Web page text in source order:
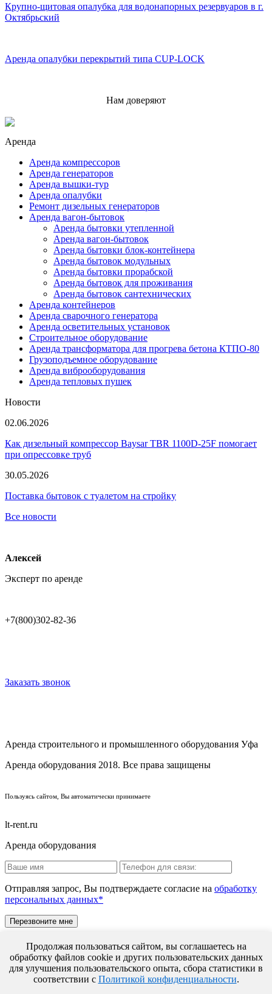
Крупно-щитовая опалубка для водонапорных резервуаров в г.
Октябрьский
Аренда опалубки перекрытий типа CUP-LOCK
Нам доверяют
Аренда
Аренда компрессоров
Аренда генераторов
Аренда вышки-тур
Аренда опалубки
Ремонт дизельных генераторов
Аренда вагон-бытовок
Аренда бытовки утепленной
Аренда вагон-бытовок
Аренда бытовки блок-контейнера
Аренда бытовок модульных
Аренда бытовки прорабской
Аренда бытовок для проживания
Аренда бытовок сантехнических
Аренда контейнеров
Аренда сварочного генератора
Аренда осветительных установок
Строительное оборудование
Аренда трансформатора для прогрева бетона КТПО-80
Грузоподъемное оборудование
Аренда виброоборудования
Аренда тепловых пушек
Новости
02.06.2026
Как дизельный компрессор Baysar TBR 1100D-25F помогает
при опрессовке труб
30.05.2026
Поставка бытовок с туалетом на стройку
Все новости
Алексей
Эксперт по аренде
+7(800)302-82-36
Заказать звонок
Аренда строительного и промышленного оборудования Уфа
Аренда оборудования 2018. Все права защищены
Пользуясь сайтом, Вы автоматически принимаете
lt-rent.ru
Аренда оборудования
Отправляя запрос, Вы подтверждаете согласие на обработку
персональных данных*
Отправляя запрос, Вы подтверждаете согласие наобработку
Продолжая пользоваться сайтом, вы соглашаетесь на
обработку файлов cookie и других пользовательских данных
для улучшения пользовательского опыта, сбора статистики в
соответствии с Политикой конфиденциальности.